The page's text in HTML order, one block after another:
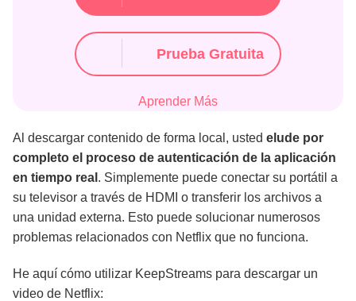
Prueba Gratuita
Aprender Más
Al descargar contenido de forma local, usted elude por
completo el proceso de autenticación de la aplicación
en tiempo real . Simplemente puede conectar su portátil a
su televisor a través de HDMI o transferir los archivos a
una unidad externa. Esto puede solucionar numerosos
problemas relacionados con Netflix que no funciona.
He aquí cómo utilizar KeepStreams para descargar un
video de Netflix: